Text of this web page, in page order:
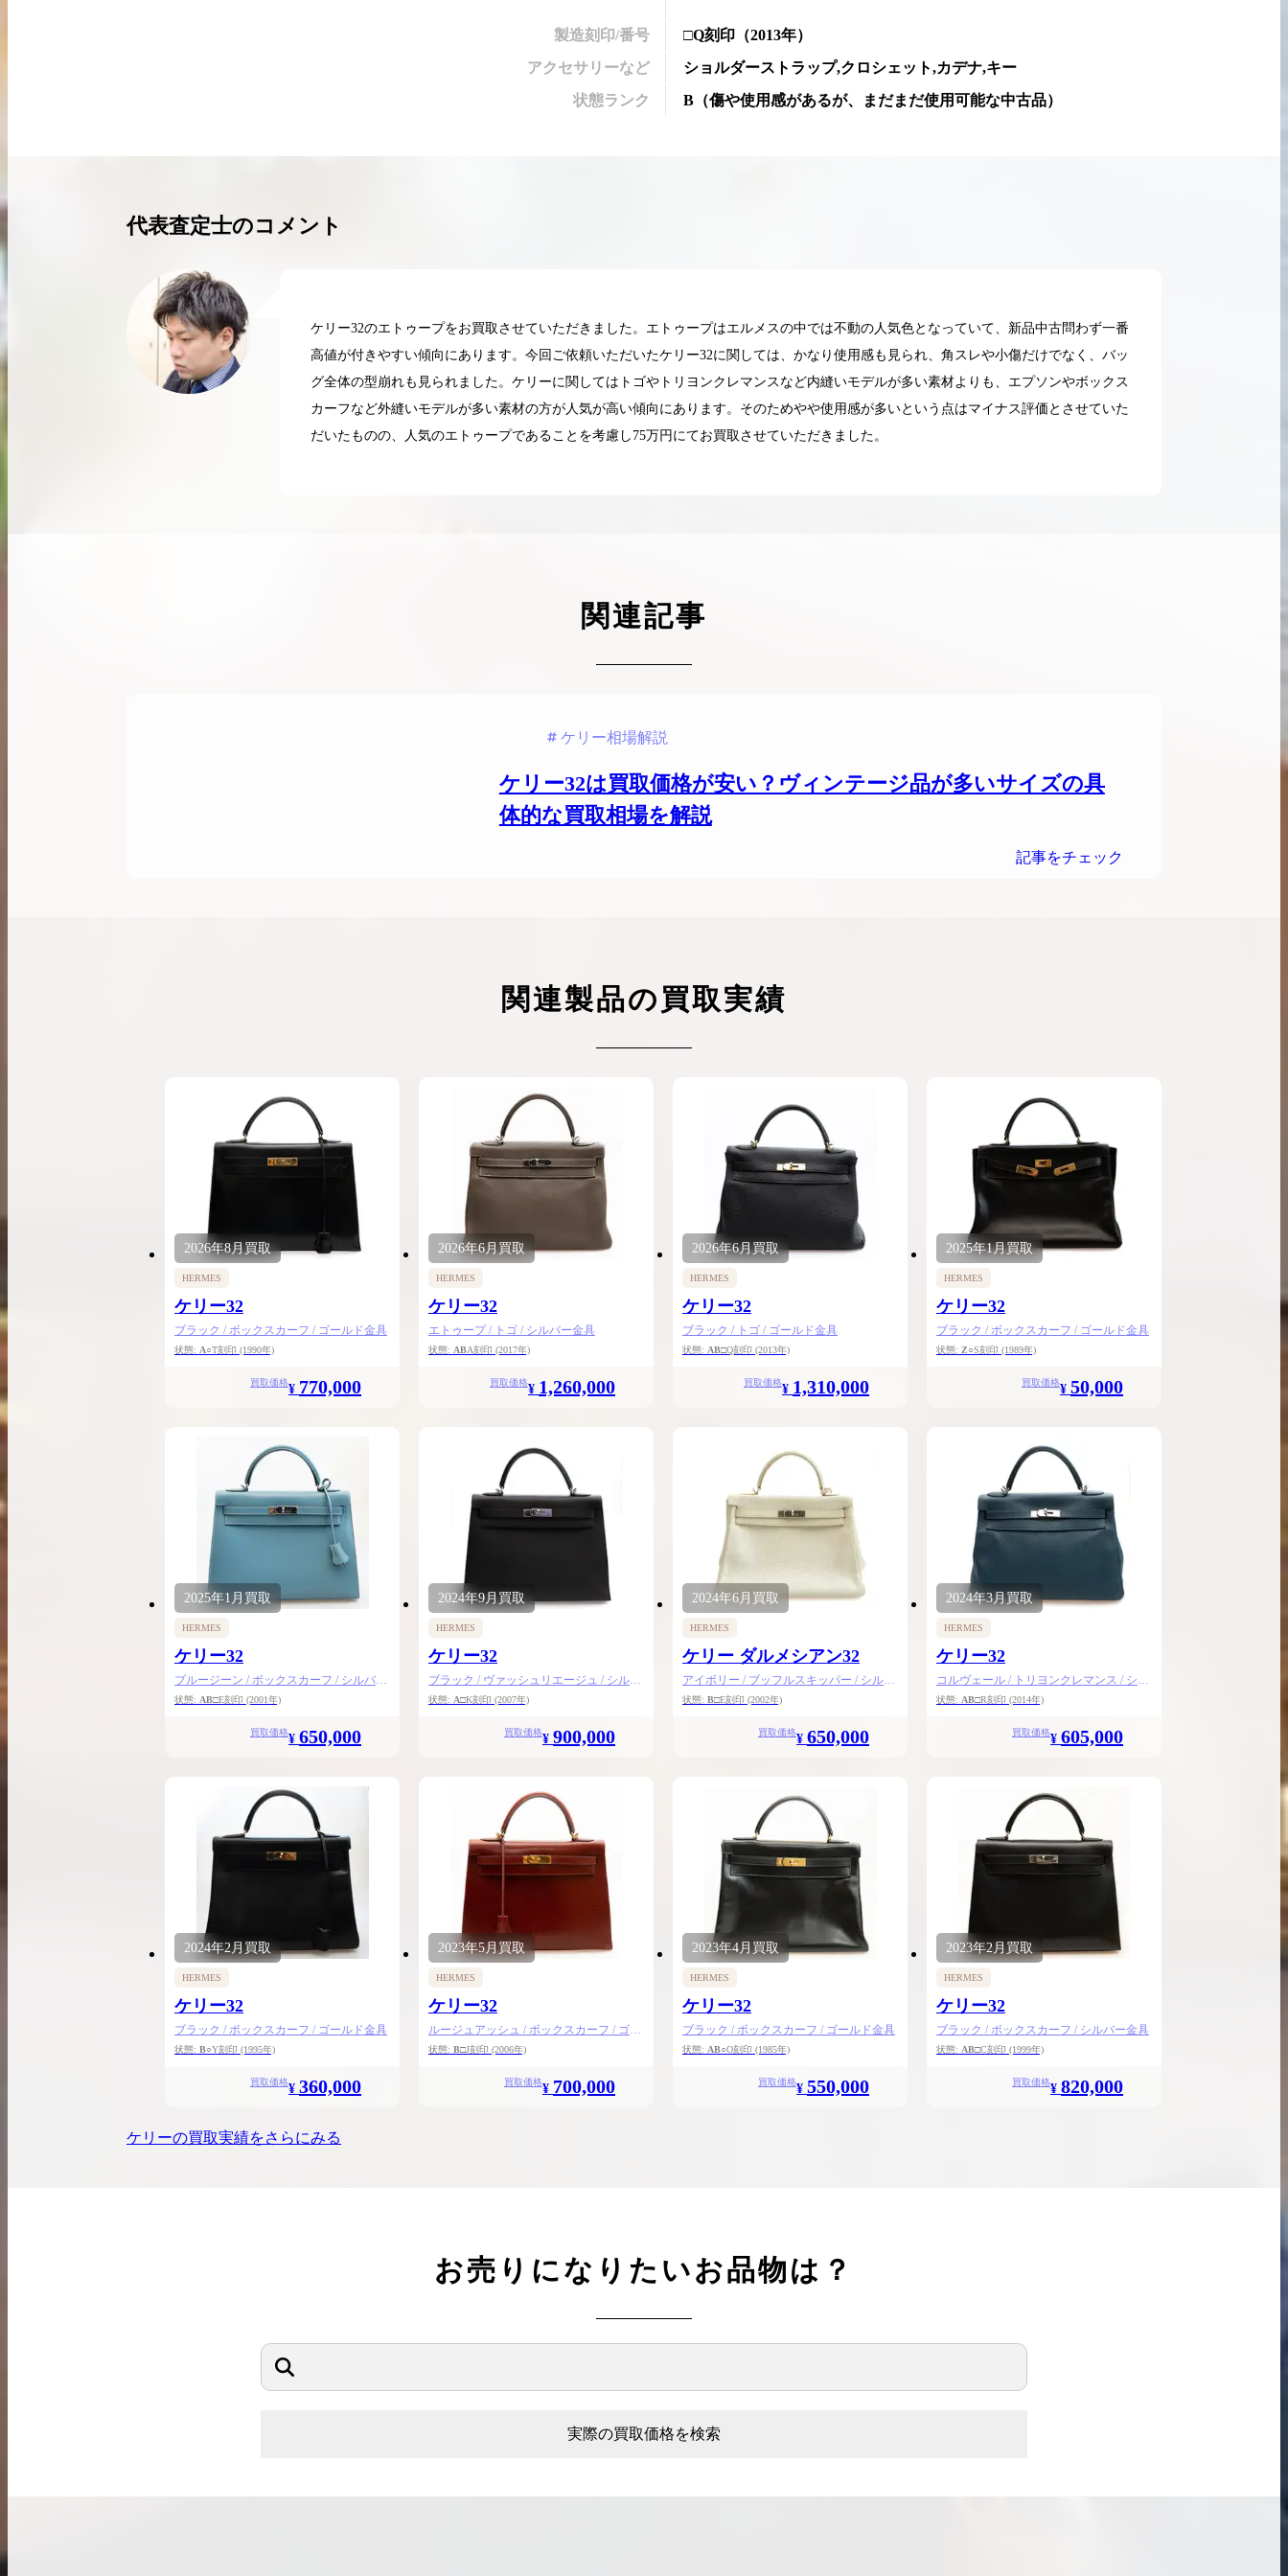
希少なリザード素材のバーキンの買取価格や
2025.05.16
ケリーアドの買取価格が高騰中！リアルな買
2025.05.13
ヴァンクリーフのアルハンブラシリーズの買
2026.05.18
製造刻印/番号 □Q刻印 （2013年）
アクセサリーなど
ショルダーストラップ,クロシェット,カデナ,キー
状態ランク
B （傷や使用感があるが、まだまだ使用可能な中古品）
代表査定士のコメント
ケリー32のエトゥープをお買取させていただきました。エトゥープはエルメスの中では不動の人気色となっていて、新品中古問わず一番
高値が付きやすい傾向にあります。今回ご依頼いただいたケリー32に関しては、かなり使用感も見られ、角スレや小傷だけでなく、バッ
グ全体の型崩れも見られました。ケリーに関してはトゴやトリヨンクレマンスなど内縫いモデルが多い素材よりも、エプソンやボックス
カーフなど外縫いモデルが多い素材の方が人気が高い傾向にあります。そのためやや使用感が多いという点はマイナス評価とさせていた
だいたものの、人気のエトゥープであることを考慮し75万円にてお買取させていただきました。
関連記事
ケリー相場解説
ケリー32は買取価格が安い？ヴィンテージ品が多いサイズの具
体的な買取相場を解説
記事をチェック
関連製品の買取実績
2026年8月買取
HERMES
ケリー32
ブラック / ボックスカーフ / ゴールド金具
状態: A○T刻印 (1990年)
買取価格¥ 770,000
2026年6月買取
HERMES
ケリー32
エトゥープ / トゴ / シルバー金具
状態: ABA刻印 (2017年)
買取価格¥ 1,260,000
2026年6月買取
HERMES
ケリー32
ブラック / トゴ / ゴールド金具
状態: AB□Q刻印 (2013年)
買取価格¥ 1,310,000
2025年1月買取
HERMES
ケリー32
ブラック / ボックスカーフ / ゴールド金具
状態: Z○S刻印 (1989年)
買取価格¥ 50,000
2025年1月 買取
HERMES
ケリー32
ブルージーン / ボックスカーフ / シルバー
金具
状態: AB□E刻印 (2001年)
買取価格¥ 650,000
2024年9月買取
HERMES
ケリー32
ブラック / ヴァッシュリエージュ / シルバ
ー金具
状態: A□K刻印 (2007年)
買取価格¥ 900,000
2024年6月 買取
HERMES
ケリー ダルメシアン32
アイボリー / ブッフルスキッパー / シルバ
ー金具
状態: B□E刻印 (2002年)
買取価格¥ 650,000
2024年3月買取
HERMES
ケリー32
コルヴェール / トリヨンクレマンス / シル
バー金具
状態: AB□R刻印 (2014年)
買取価格¥ 605,000
2024年2月買取
HERMES
ケリー32
ブラック / ボックスカーフ / ゴールド金具
状態: B○Y刻印 (1995年)
買取価格¥ 360,000
2023年5月買取
HERMES
ケリー32
ルージュアッシュ / ボックスカーフ / ゴー
ルド金具
状態: B□J刻印 (2006年)
買取価格¥ 700,000
2023年4月買取
HERMES
ケリー32
ブラック / ボックスカーフ / ゴールド金具
状態: AB○O刻印 (1985年)
買取価格¥ 550,000
2023年2月買取
HERMES
ケリー32
ブラック / ボックスカーフ / シルバー金具
状態: AB□C刻印 (1999年)
買取価格¥ 820,000
ケリーの買取実績をさらにみる
お売りになりたいお品物は？
実際の買取価格を検索